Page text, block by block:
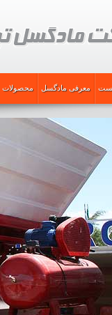
معرفی مادگسل محصولات